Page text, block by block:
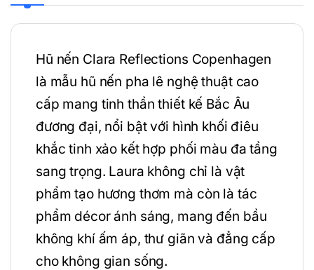
Hũ nến Clara Reflections Copenhagen
là mẫu hũ nến pha lê nghệ thuật cao
cấp mang tinh thần thiết kế Bắc Âu
đương đại, nổi bật với hình khối điêu
khắc tinh xảo kết hợp phối màu đa tầng
sang trọng. Laura không chỉ là vật
phẩm tạo hương thơm mà còn là tác
phẩm décor ánh sáng, mang đến bầu
không khí ấm áp, thư giãn và đẳng cấp
cho không gian sống.